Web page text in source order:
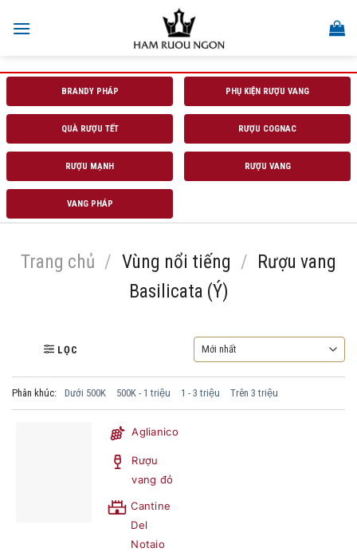
BRANDY PHÁP PHỤ KIỆN RƯỢU VANG
QUÀ RƯỢU TẾT RƯỢU COGNAC
RƯỢU MẠNH RƯỢU VANG
VANG PHÁP
Trang chủ / Vùng nổi tiếng / Rượu vang
Basilicata (Ý)
LỌC
Phân khúc: Dưới 500K 500K - 1 triệu 1 - 3 triệu Trên 3 triệu
Aglianico
Rượu
vang đỏ
Cantine
Del
Notaio